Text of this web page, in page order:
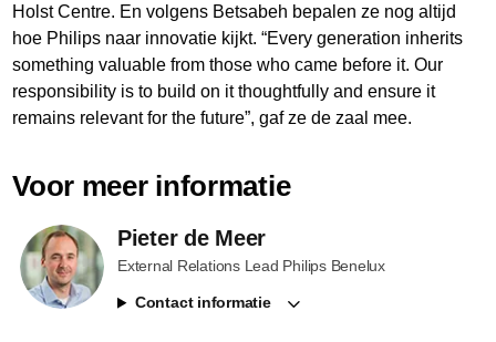
Holst Centre. En volgens Betsabeh bepalen ze nog altijd
hoe Philips naar innovatie kijkt. “Every generation inherits
something valuable from those who came before it. Our
responsibility is to build on it thoughtfully and ensure it
remains relevant for the future”, gaf ze de zaal mee.
Voor meer informatie
Pieter de Meer
External Relations Lead Philips Benelux
Contact informatie